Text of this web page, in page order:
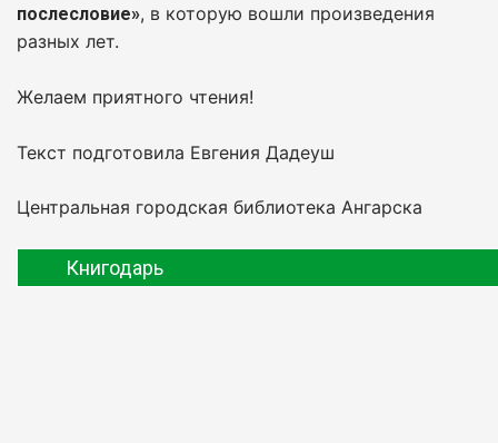
послесловие», в которую вошли произведения
разных лет.
Желаем приятного чтения!
Текст подготовила Евгения Дадеуш
Центральная городская библиотека Ангарска
Книгодарь